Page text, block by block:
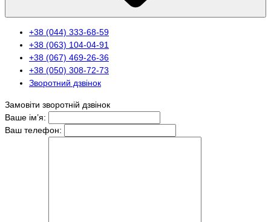
+38 (044) 333-68-59
+38 (063) 104-04-91
+38 (067) 469-26-36
+38 (050) 308-72-73
Зворотний дзвінок
Замовіти зворотній дзвінок
Ваше ім’я:
Ваш телефон: